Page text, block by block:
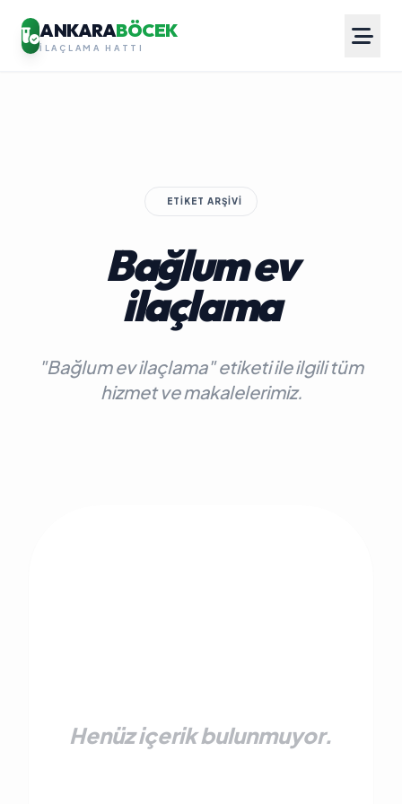
ANKARABÖCEK
İLAÇLAMA HATTI
ETIKET ARŞIVI
Bağlum ev
ilaçlama
"Bağlum ev ilaçlama" etiketi ile ilgili tüm
hizmet ve makalelerimiz.
Henüz içerik bulunmuyor.